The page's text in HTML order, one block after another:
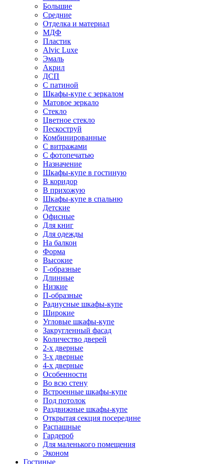
Большие
Средние
Отделка и материал
МДФ
Пластик
Alvic Luxe
Эмаль
Акрил
ДСП
С патиной
Шкафы-купе с зеркалом
Матовое зеркало
Стекло
Цветное стекло
Пескоструй
Комбинированные
С витражами
С фотопечатью
Назначение
Шкафы-купе в гостиную
В коридор
В прихожую
Шкафы-купе в спальню
Детские
Офисные
Для книг
Для одежды
На балкон
Форма
Высокие
Г-образные
Длинные
Низкие
П-образные
Радиусные шкафы-купе
Широкие
Угловые шкафы-купе
Закругленный фасад
Количество дверей
2-х дверные
3-х дверные
4-х дверные
Особенности
Во всю стену
Встроенные шкафы-купе
Под потолок
Раздвижные шкафы-купе
Открытая секция посередине
Распашные
Гардероб
Для маленького помещения
Эконом
Гостиные